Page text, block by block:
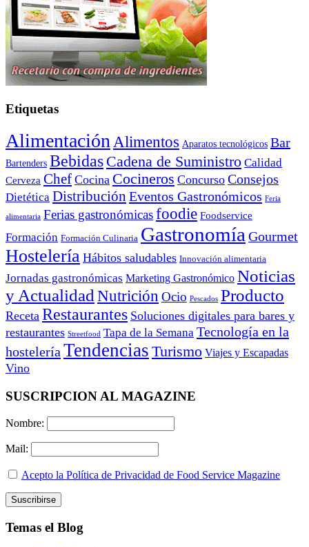
Etiquetas
Alimentación Alimentos Aparatos tecnológicos Bar
Bartenders Bebidas Cadena de Suministro Calidad
Cerveza Chef Cocina Cocineros Concurso Consejos
Dietética Distribución Eventos Gastronómicos Feria
alimentaria Ferias gastronómicasfoodie Foodservice
Formación Formación Culinaria Gastronomía Gourmet
Hostelería Hábitos saludables Innovación alimentaria
Jornadas gastronómicas Marketing Gastronómico Noticias
y Actualidad Nutrición Ocio Pescados Producto
Receta Restaurantes Soluciones digitales para bares y
restaurantes Streetfood Tapa de la Semana Tecnología en la
hostelería Tendencias Turismo Viajes y Escapadas
Vino
SUSCRIPCION AL MAGAZINE
Nombre:
Mail:
Acepto la Política de Privacidad de Food Service Magazine
Temas el Blog